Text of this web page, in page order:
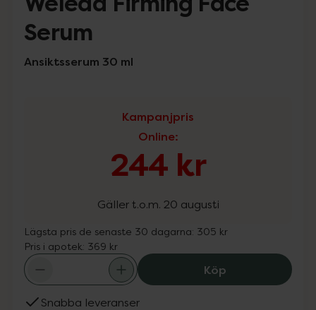
Serum
Ansiktsserum 30 ml
Kampanjpris
Online:
244 kr
Gäller t.o.m. 20 augusti
Lägsta pris de senaste 30 dagarna: 305 kr
Pris i apotek: 369 kr
KöpWeleda
Snabba leveranser